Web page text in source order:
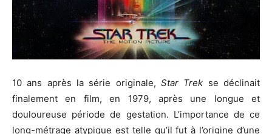
10 ans après la série originale, Star Trek se déclinait
finalement en film, en 1979, après une longue et
douloureuse période de gestation. L’importance de ce
long-métrage atypique est telle qu’il fut à l’origine d’une